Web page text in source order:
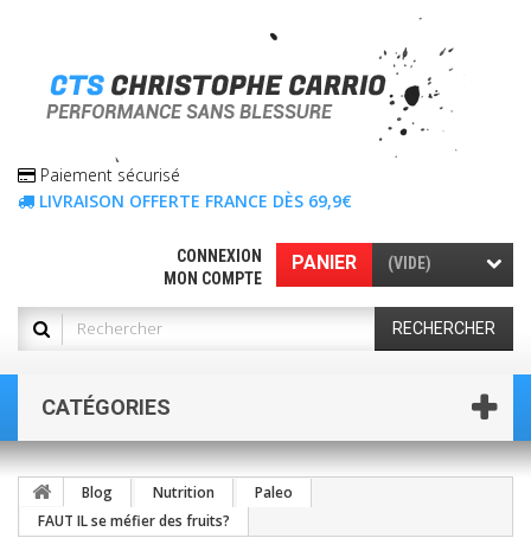
Paiement sécurisé
LIVRAISON OFFERTE FRANCE DÈS 69,9€
PANIER (VIDE)
CONNEXION
MON COMPTE
RECHERCHER
CATÉGORIES
Blog Nutrition
Paleo
FAUT IL se méfier des fruits?